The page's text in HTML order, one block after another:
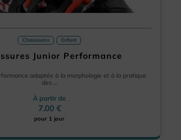
Chaussures Enfant
Junior Performance
adaptée à la morphologie et à la pratique
des ...
À partir de
7.00 €
pour 1 jour